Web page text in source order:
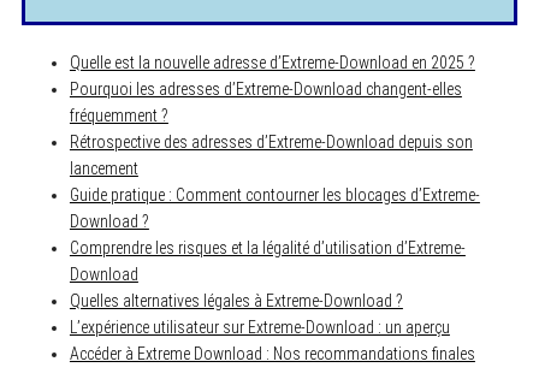
Quelle est la nouvelle adresse d’Extreme-Download en 2025 ?
Pourquoi les adresses d’Extreme-Download changent-elles
fréquemment ?
Rétrospective des adresses d’Extreme-Download depuis son
lancement
Guide pratique : Comment contourner les blocages d’Extreme-
Download ?
Comprendre les risques et la légalité d’utilisation d’Extreme-
Download
Quelles alternatives légales à Extreme-Download ?
L’expérience utilisateur sur Extreme-Download : un aperçu
Accéder à Extreme Download : Nos recommandations finales